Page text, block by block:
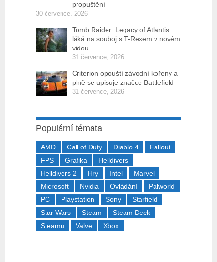
propuštění
30 července, 2026
Tomb Raider: Legacy of Atlantis
láká na souboj s T-Rexem v novém
videu
31 července, 2026
Criterion opouští závodní kořeny a
plně se upisuje značce Battlefield
31 července, 2026
Populární témata
AMD Call of Duty Diablo 4
Fallout
FPS
Grafika
Helldivers
Helldivers 2
Hry Intel
Marvel
Microsoft
Nvidia Ovládání
Palworld
PC
Playstation Sony
Starfield
Star Wars
Steam
Steam Deck
Steamu
Valve Xbox